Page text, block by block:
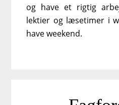
og have et rigtig
lektier og læsetimer i
have weekend.